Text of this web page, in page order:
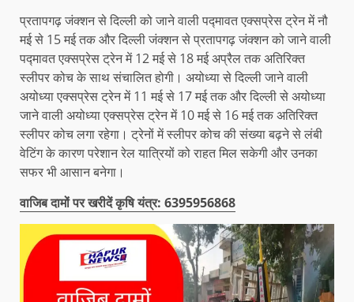
प्रतापगढ़ जंक्शन से दिल्ली को जाने वाली प‌द्मावत एक्सप्रेस ट्रेन में नौ
मई से 15 मई तक और दिल्ली जंक्शन से प्रतापगढ़ जंक्शन को जाने वाली
प‌द्मावत एक्सप्रेस ट्रेन में 12 मई से 18 मई अप्रैल तक अतिरिक्त
स्लीपर कोच के साथ संचालित होगी। अयोध्या से दिल्ली जाने वाली
अयोध्या एक्सप्रेस ट्रेन में 11 मई से 17 मई तक और दिल्ली से अयोध्या
जाने वाली अयोध्या एक्सप्रेस ट्रेन में 10 मई से 16 मई तक अतिरिक्त
स्लीपर कोच लगा रहेगा। ट्रेनों में स्लीपर कोच की संख्या बढ़ने से लंबी
वेटिंग के कारण परेशान रेल यात्रियों को राहत मिल सकेगी और उनका
सफर भी आसान बनेगा।
वाजिब दामों पर खरीदें कृषि यंत्र: 6395956868